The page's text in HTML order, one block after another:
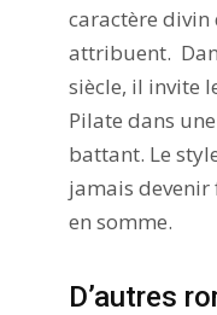
caractère divin
attribuent.
siècle, il invite
Pilate dans
battant. Le
jamais devenir
en somme.
D’autres